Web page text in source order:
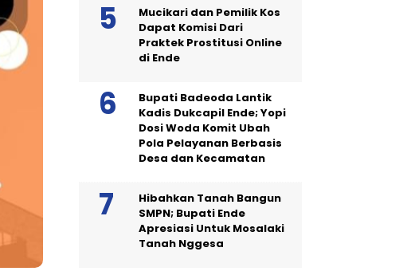
Mucikari dan Pemilik Kos
Dapat Komisi Dari
Praktek Prostitusi Online
di Ende
Bupati Badeoda Lantik
Kadis Dukcapil Ende; Yopi
Dosi Woda Komit Ubah
Pola Pelayanan Berbasis
Desa dan Kecamatan
Hibahkan Tanah Bangun
SMPN; Bupati Ende
Apresiasi Untuk Mosalaki
Tanah Nggesa